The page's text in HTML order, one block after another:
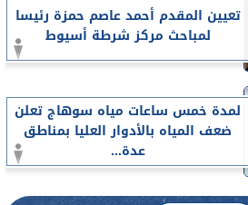
تعيين المقدم أحمد عاصم حمزة رئيسا
لمباحث مركز شرطة أسيوط
لمدة خمس ساعات مياه سوهاج تعلن
ضعف المياه بالأدوار العليا بمناطق
عدة...